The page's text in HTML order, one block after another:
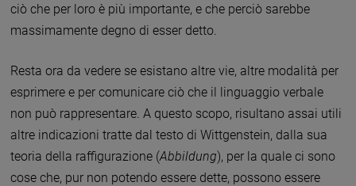
ciò che per loro è più importante, e che perciò sarebbe
massimamente degno di esser detto.
Resta ora da vedere se esistano altre vie, altre modalità per
esprimere e per comunicare ciò che il linguaggio verbale
non può rappresentare. A questo scopo, risultano assai utili
altre indicazioni tratte dal testo di Wittgenstein, dalla sua
teoria della raffigurazione (Abbildung), per la quale ci sono
cose che, pur non potendo essere dette, possono essere